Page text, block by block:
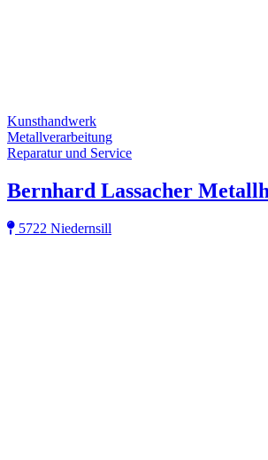
Kunsthandwerk
Metallverarbeitung
Reparatur und Service
Bernhard Lassacher
5722 Niedernsill